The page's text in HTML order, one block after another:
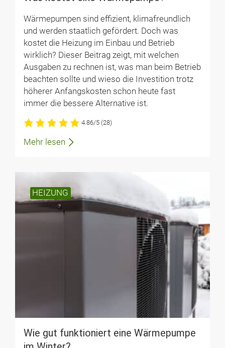
Wärmepumpen sind effizient, klimafreundlich
und werden staatlich gefördert. Doch was
kostet die Heizung im Einbau und Betrieb
wirklich? Dieser Beitrag zeigt, mit welchen
Ausgaben zu rechnen ist, was man beim Betrieb
beachten sollte und wieso die Investition trotz
höherer Anfangskosten schon heute fast
immer die bessere Alternative ist.
4.86/5 (28)
Mehr lesen
HEIZUNG
Wie gut funktioniert eine Wärmepumpe